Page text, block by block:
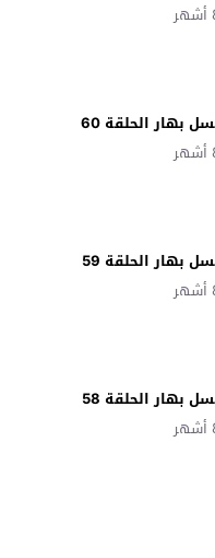
بهار الحلقة 60
بهار الحلقة 59
بهار الحلقة 58